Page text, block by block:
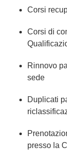
Corsi
Corsi di
Rinnovo
sede
Duplicati
presso la